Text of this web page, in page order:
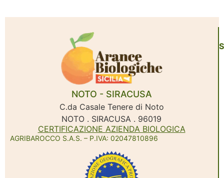
NOTO - SIRACUSA
C.da Casale Tenere di Noto
NOTO . SIRACUSA . 96019
CERTIFICAZIONE AZIENDA BIOLOGICA
AGRIBAROCCO S.A.S. – P.IVA: 02047810896